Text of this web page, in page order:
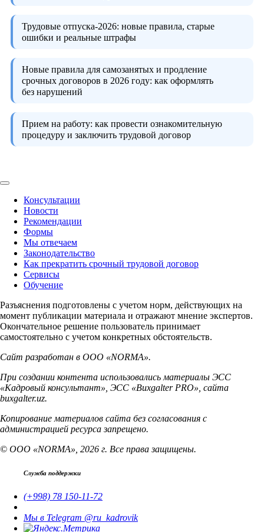
Трудовые отпуска-2026: новые правила, старые
ошибки и реальные штрафы
Новые правила для самозанятых и продление
срочных договоров в 2026 году: как оформлять
без нарушений
Прием на работу: как провести ознакомительную
процедуру и заключить трудовой договор
Консультации
Новости
Рекомендации
Формы
Мы отвечаем
Законодательство
Как прекратить срочный трудовой договор
Сервисы
Обучение
Разъяснения подготовлены с учетом норм, действующих на
момент публикации материала и отражают мнение экспертов.
Окончательное решение пользователь принимает
самостоятельно с учетом конкретных обстоятельств.
Сайт разработан в ООО «NORMA».
При создании контента использовались материалы ЭСС
«Кадровый консультант», ЭСС «Buxgalter PRO», сайта
buxgalter.uz.
Копирование материалов сайта без согласования с
администрацией ресурса запрещено.
© ООО «NORMA», 2026 г. Все права защищены.
Служба поддержки
(+998) 78 150-11-72
Мы в Telegram @ru_kadrovik